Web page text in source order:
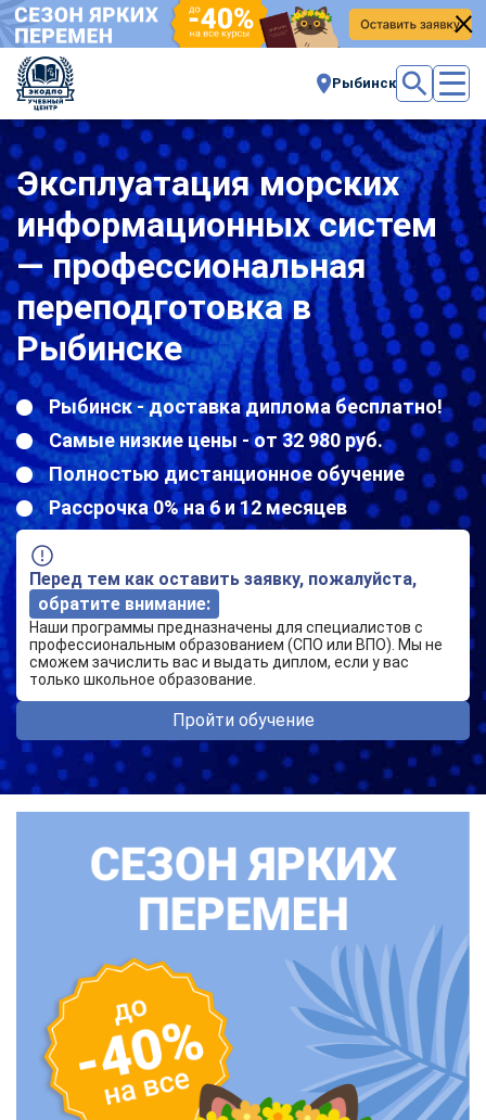
Рыбинск
Эксплуатация морских
информационных систем
— профессиональная
переподготовка в
Рыбинске
Рыбинск - доставка диплома бесплатно!
Самые низкие цены - от 32 980 руб.
Полностью дистанционное обучение
Рассрочка 0% на 6 и 12 месяцев
Перед тем как оставить заявку, пожалуйста,
обратите внимание:
Наши программы предназначены для специалистов с
профессиональным образованием (СПО или ВПО). Мы не
сможем зачислить вас и выдать диплом, если у вас
только школьное образование.
Пройти обучение